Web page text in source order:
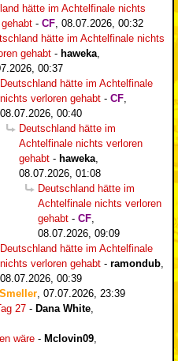
hätte im Achtelfinale nichts
- CF 08.07.2026, 00:32
hätte im Achtelfinale nichts
gehabt - haweka
00:37
Deutschland hätte im Achtelfinale
nichts verloren gehabt - CF
08.07.2026, 00:40
Deutschland hätte im
Achtelfinale nichts verloren
gehabt - haweka
08.07.2026, 01:08
Deutschland hätte im
Achtelfinale nichts verloren
gehabt - CF
08.07.2026, 09:09
Deutschland hätte im Achtelfinale
nichts verloren gehabt - ramondub
08.07.2026, 00:39
Smeller 07.07.2026, 23:39
27 - Dana White
wäre - Mclovin09